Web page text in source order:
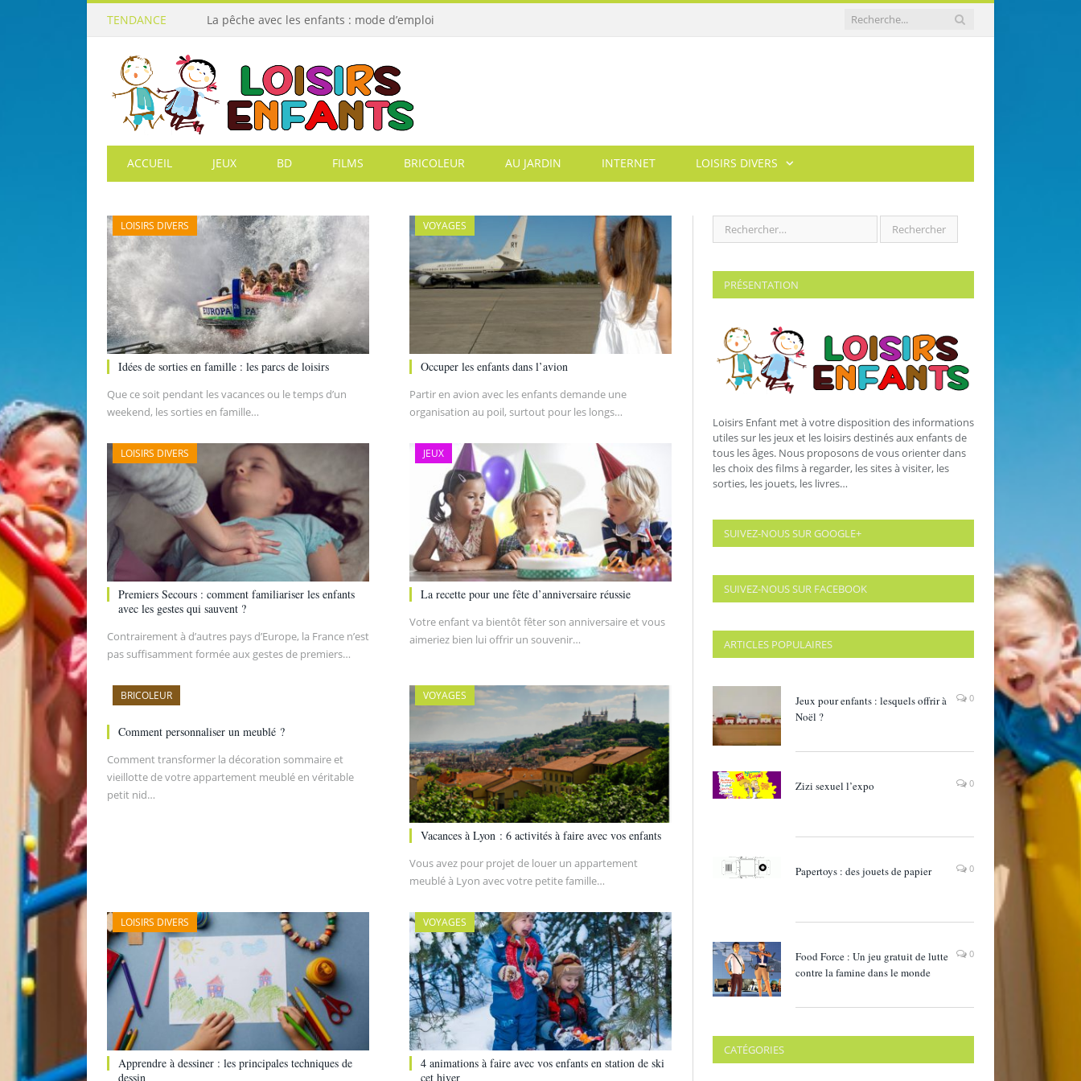
TENDANCE La pêche avec les enfants : mode d’emploi
ACCUEIL JEUX BD FILMS BRICOLEUR AU JARDIN INTERNET LOISIRS DIVERS
LOISIRS DIVERS
Idées de sorties en famille : les parcs de loisirs
Que ce soit pendant les vacances ou le temps d’un
weekend, les sorties en famille…
VOYAGES
Occuper les enfants dans l’avion
Partir en avion avec les enfants demande une
organisation au poil, surtout pour les longs…
LOISIRS DIVERS
Premiers Secours : comment familiariser les enfants
avec les gestes qui sauvent ?
Contrairement à d’autres pays d’Europe, la France n’est
pas suffisamment formée aux gestes de premiers…
JEUX
La recette pour une fête d’anniversaire réussie
Votre enfant va bientôt fêter son anniversaire et vous
aimeriez bien lui offrir un souvenir…
BRICOLEUR
Comment personnaliser un meublé ?
Comment transformer la décoration sommaire et
vieillotte de votre appartement meublé en véritable
petit nid…
VOYAGES
Vacances à Lyon : 6 activités à faire avec vos enfants
Vous avez pour projet de louer un appartement
meublé à Lyon avec votre petite famille…
LOISIRS DIVERS
Apprendre à dessiner : les principales techniques de
dessin
VOYAGES
4 animations à faire avec vos enfants en station de ski
cet hiver
PRÉSENTATION
Loisirs Enfant met à votre disposition des informations
utiles sur les jeux et les loisirs destinés aux enfants de
tous les âges. Nous proposons de vous orienter dans
les choix des films à regarder, les sites à visiter, les
sorties, les jouets, les livres…
SUIVEZ-NOUS SUR GOOGLE+
SUIVEZ-NOUS SUR FACEBOOK
ARTICLES POPULAIRES
0
Jeux pour enfants : lesquels offrir à
Noël ?
0
Zizi sexuel l’expo
0
Papertoys : des jouets de papier
0
Food Force : Un jeu gratuit de lutte
contre la famine dans le monde
CATÉGORIES